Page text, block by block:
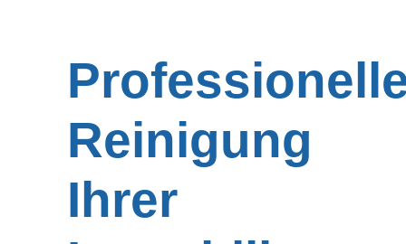
Reinigung
Ihrer